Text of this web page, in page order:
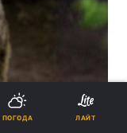
ПОГОДА ЛАЙТ